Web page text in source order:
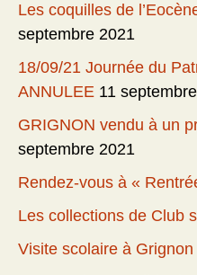
Les coquilles de
septembre 2021
18/09/21 Journée du
ANNULEE 11
GRIGNON vendu à un
septembre 2021
Rendez-vous à «
Les collections de Club
Visite scolaire à Grignon